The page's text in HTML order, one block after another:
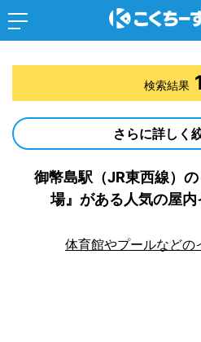
御幣島駅（JR東西線）
場』がある人気の屋
体育館やプールなどの
検索結果 1
さらに詳しく